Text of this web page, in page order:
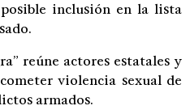
inclusión en la lista
reúne actores estatales y
violencia sexual de
armados.